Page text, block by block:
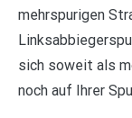
mehrspurigen
sich soweit als
noch auf Ihrer